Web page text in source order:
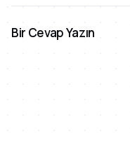
Bir Cevap Yazın